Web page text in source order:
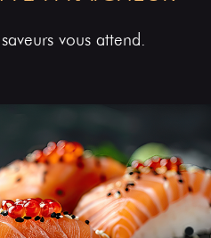
vous attend.